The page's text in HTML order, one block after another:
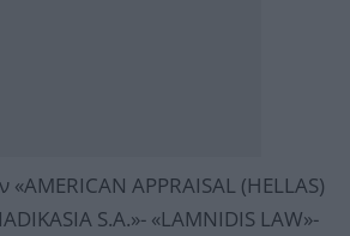
«AMERICAN APPRAISAL (HELLAS)
S.A.»- «LAMNIDIS LAW»-